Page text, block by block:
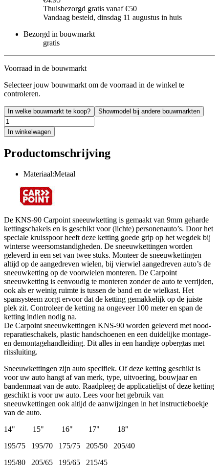
Thuisbezorgd gratis vanaf €50
Vandaag besteld, dinsdag 11 augustus in huis
Bezorgd in bouwmarkt
gratis
Voorraad in de bouwmarkt
Selecteer jouw bouwmarkt om de voorraad in de winkel te
controleren.
In welke bouwmarkt te koop? Showmodel bij andere bouwmarkten
In winkelwagen
Productomschrijving
Materiaal:Metaal
De KNS-90 Carpoint sneeuwketting is gemaakt van 9mm geharde
kettingschakels en is geschikt voor (lichte) personenauto’s. Door het
speciale kruisspoor heeft deze ketting goede grip op het wegdek bij
winterse weersomstandigheden. De sneeuwkettingen worden
geleverd in een set van twee stuks. Monteer de sneeuwkettingen
altijd op de aangedreven wielen, bij vierwiel aangedreven auto’s de
sneeuwketting op de voorwielen monteren. De Carpoint
sneeuwketting is eenvoudig te monteren zonder de auto te verrijden,
ook als er weinig ruimte is tussen de band en de wielkast. Het
spansysteem zorgt ervoor dat de ketting gemakkelijk op de juiste
plek zit. Controleer de ketting na ongeveer 100 meter en span de
ketting indien nodig na.
De Carpoint sneeuwkettingen KNS-90 worden geleverd met nood-
reparatieschakels, plastic handschoenen en een duidelijke montage-
en demontagehandleiding. Dit alles in een handige opbergtas met
ritssluiting.
Sneeuwkettingen zijn auto specifiek. Of deze ketting geschikt is
voor uw auto hangt af van merk, type, uitvoering, bouwjaar en
bandenmaat van de auto. Raadpleeg de applicatielijst of deze ketting
geschikt is voor uw auto. Lees voor het gebruik van
sneeuwkettingen ook altijd de aanwijzingen in het instructieboekje
van de auto.
14" 15" 16" 17" 18"
195/75 195/70 175/75 205/50 205/40
195/80 205/65 195/65 215/45